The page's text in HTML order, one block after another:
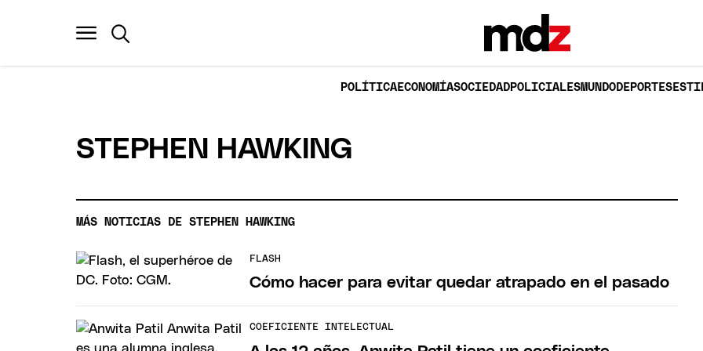
POLÍTICAECONOMÍASOCIEDADPOLICIALESMUNDODEPORTES
STEPHEN HAWKING
MÁS NOTICIAS DE STEPHEN HAWKING
FLASH
Cómo hacer para evitar quedar atrapado en el pasado
COEFICIENTE INTELECTUAL